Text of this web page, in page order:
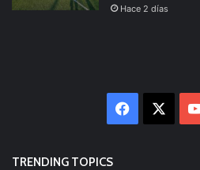
Hace 2 días
Facebook
TRENDING TOPICS